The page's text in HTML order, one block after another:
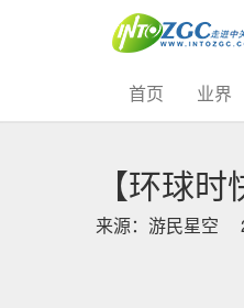
首页 (current)
业界
【环球
来源：游民星空